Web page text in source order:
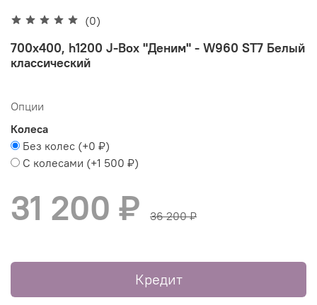
(0)
700х400, h1200 J-Box "Деним" - W960 ST7 Белый
классический
Опции
Колеса
Без колес (+0 ₽)
С колесами (+1 500 ₽)
31 200 ₽ 36 200 ₽
Кредит